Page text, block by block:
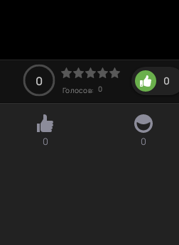
0
Голосов: 0
0
0 0